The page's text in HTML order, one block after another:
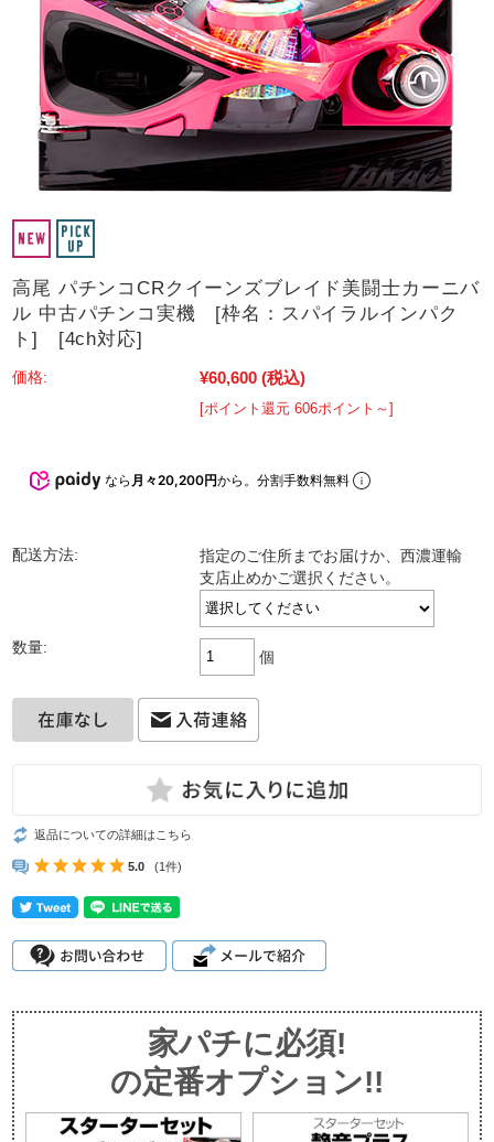
高尾 パチンコCRクイーンズブレイド美闘士カーニバ
ル 中古パチンコ実機 [枠名：スパイラルインパク
ト] [4ch対応]
価格: ¥60,600 (税込)
[ポイント還元 606ポイント～]
なら 月々20,200円から。分割手数料無料
配送方法:
指定のご住所までお届けか、西濃運輸
支店止めかご選択ください。
数量:
個
返品についての詳細はこちら
5.0 (1件)
家パチに必須!
の定番オプション!!